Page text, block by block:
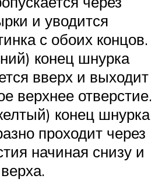
и уводится
с обоих концов.
конец шнурка
вверх и выходит
верхнее отверстие.
конец шнурка
проходит через
начиная снизу и